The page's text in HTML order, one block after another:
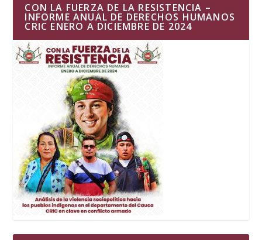
CON LA FUERZA DE LA RESISTENCIA –
INFORME ANUAL DE DERECHOS HUMANOS
CRIC ENERO A DICIEMBRE DE 2024